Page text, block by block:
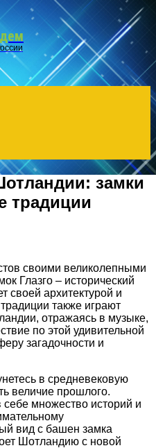
Menu
замки
традиции
своими великолепными
Глазго – исторический
своей архитектурой и
также играют
отражаясь в музыке,
по этой удивительной
загадочности и
в средневековую
величие прошлого.
себе множество историй и
вид с башен замка
Шотландию с новой